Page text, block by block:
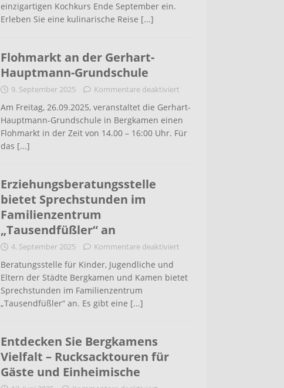
einzigartigen Kochkurs Ende September ein.
Erleben Sie eine kulinarische Reise [...]
Flohmarkt an der Gerhart-
Hauptmann-Grundschule
9. September 2025 Kommentare deaktiviert
Am Freitag, 26.09.2025, veranstaltet die Gerhart-
Hauptmann-Grundschule in Bergkamen einen
Flohmarkt in der Zeit von 14.00 – 16:00 Uhr. Für
das [...]
Erziehungsberatungsstelle
bietet Sprechstunden im
Familienzentrum
„Tausendfüßler“ an
4. September 2025 Kommentare deaktiviert
Beratungsstelle für Kinder, Jugendliche und
Eltern der Städte Bergkamen und Kamen bietet
Sprechstunden im Familienzentrum
„Tausendfüßler“ an. Es gibt eine [...]
Entdecken Sie Bergkamens
Vielfalt – Rucksacktouren für
Gäste und Einheimische